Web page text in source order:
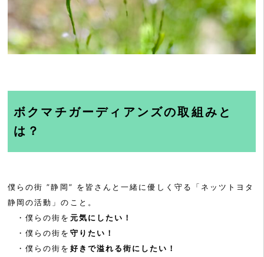
ボクマチガーディアンズの取組みと
は？
僕らの街 ”静岡” を皆さんと一緒に優しく守る「ネッツトヨタ
静岡の活動」のこと。
・僕らの街を 元気にしたい！
・僕らの街を 守りたい！
・僕らの街を 好きで溢れる街にしたい！